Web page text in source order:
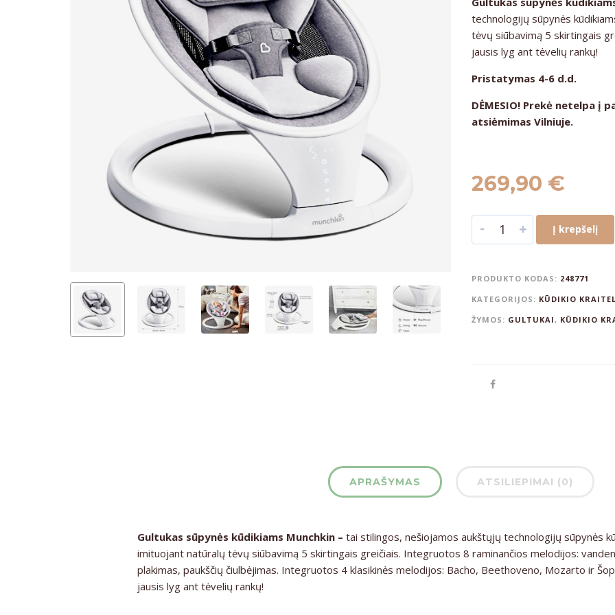
technologijų sūpynės
tėvų siūbavimą 5 skirtingais
jausis lyg ant tėvelių rankų!
Pristatymas 4-6 d.d.
DĖMESIO! Prekė netelpa į
atsiėmimas Vilniuje.
269,90 €
- + Į krepšelį
PRODUKTO KODAS: 248771
KATEGORIJOS: KŪDIKIO
ŽYMOS: GULTUKAI, KŪDIKIO
APRAŠYMAS ATSILIEPIMAI (0)
Gultukas sūpynės kūdikiams Munchkin – tai stilingos, nešiojamos aukštųjų technologijų sūpynės
imituojant natūralų tėvų siūbavimą 5 skirtingais greičiais. Integruotos 8 raminančios melodijos:
plakimas, paukščių čiulbėjimas. Integruotos 4 klasikinės melodijos: Bacho, Beethoveno, Mozarto ir
jausis lyg ant tėvelių rankų!